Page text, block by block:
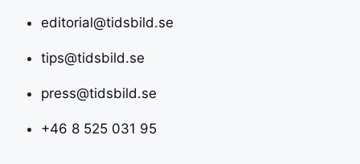
editorial@tidsbild.se
tips@tidsbild.se
press@tidsbild.se
+46 8 525 031 95